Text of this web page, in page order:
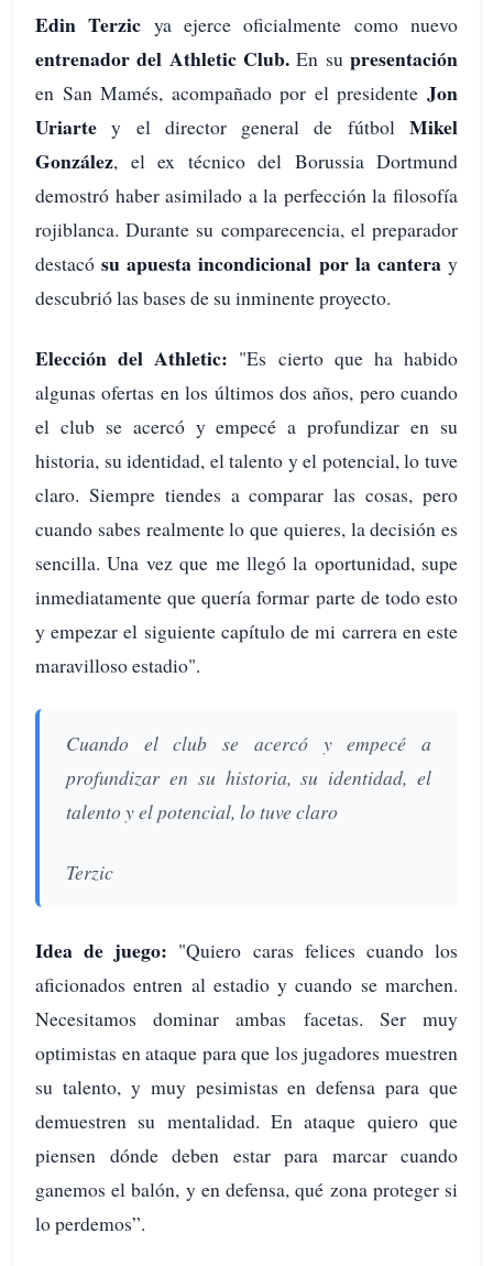
Edin Terzic ya ejerce oficialmente como nuevo
entrenador del Athletic Club. En su presentación
en San Mamés, acompañado por el presidente Jon
Uriarte y el director general de fútbol Mikel
González, el ex técnico del Borussia Dortmund
demostró haber asimilado a la perfección la filosofía
rojiblanca. Durante su comparecencia, el preparador
destacósu apuesta incondicional por la canteray
descubrió las bases de su inminente proyecto.
Elección del Athletic: "Es cierto que ha habido
algunas ofertas en los últimos dos años, pero cuando
el club se acercó y empecé a profundizar en su
historia, su identidad, el talento y el potencial, lo tuve
claro. Siempre tiendes a comparar las cosas, pero
cuando sabes realmente lo que quieres, la decisión es
sencilla. Una vez que me llegó la oportunidad, supe
inmediatamente que quería formar parte de todo esto
y empezar el siguiente capítulo de mi carrera en este
maravilloso estadio".
Cuando el club se acercó y empecé a
profundizar en su historia, su identidad, el
talento y el potencial, lo tuve claro
Terzic
Idea de juego: "Quiero caras felices cuando los
aficionados entren al estadio y cuando se marchen.
Necesitamos dominar ambas facetas. Ser muy
optimistas en ataque para que los jugadores muestren
su talento, y muy pesimistas en defensa para que
demuestren su mentalidad. En ataque quiero que
piensen dónde deben estar para marcar cuando
ganemos el balón, y en defensa, qué zona proteger si
lo perdemos”.